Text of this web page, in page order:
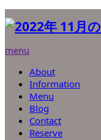
menu
About
Information
Menu
Blog
Contact
Reserve
2022年 11月
2022年 11月
11月🌝
トップページに戻る